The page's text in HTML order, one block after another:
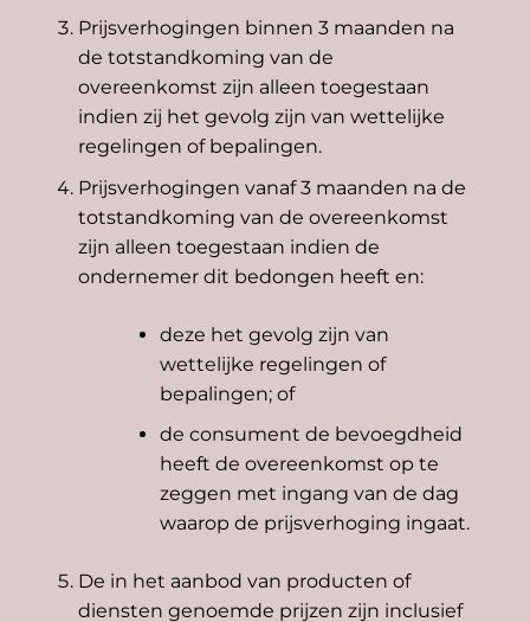
Prijsverhogingen binnen 3 maanden na
de totstandkoming van de
overeenkomst zijn alleen toegestaan
indien zij het gevolg zijn van wettelijke
regelingen of bepalingen.
Prijsverhogingen vanaf 3 maanden na de
totstandkoming van de overeenkomst
zijn alleen toegestaan indien de
ondernemer dit bedongen heeft en:
deze het gevolg zijn van
wettelijke regelingen of
bepalingen; of
de consument de bevoegdheid
heeft de overeenkomst op te
zeggen met ingang van de dag
waarop de prijsverhoging ingaat.
De in het aanbod van producten of
diensten genoemde prijzen zijn inclusief